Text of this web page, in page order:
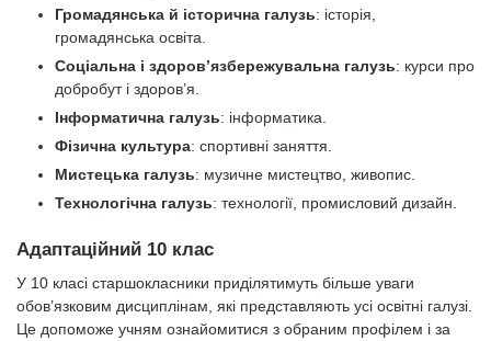
Громадянська й історична галузь: історія,
громадянська освіта.
Соціальна і здоровʼязбережувальна галузь: курси про
добробут і здоров’я.
Інформатична галузь: інформатика.
Фізична культура: спортивні заняття.
Мистецька галузь: музичне мистецтво, живопис.
Технологічна галузь: технології, промисловий дизайн.
Адаптаційний 10 клас
У 10 класі старшокласники приділятимуть більше уваги
обов’язковим дисциплінам, які представляють усі освітні галузі.
Це допоможе учням ознайомитися з обраним профілем і за